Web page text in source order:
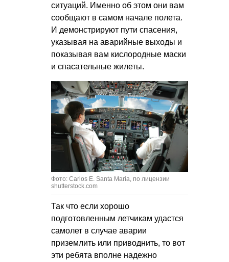
ситуаций. Именно об этом они вам
сообщают в самом начале полета.
И демонстрируют пути спасения,
указывая на аварийные выходы и
показывая вам кислородные маски
и спасательные жилеты.
Фото: Carlos E. Santa Maria, по лицензии
shutterstock.com
Так что если хорошо
подготовленным летчикам удастся
самолет в случае аварии
приземлить или приводнить, то вот
эти ребята вполне надежно